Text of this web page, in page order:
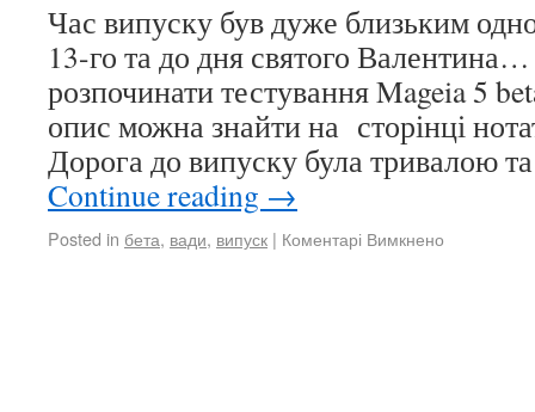
Час випуску був дуже близьким
13-го та до дня святого
розпочинати тестування Mageia 5
опис можна знайти на сторінці
Дорога до випуску була тривалою
Continue reading →
Posted in бета, вади, випуск | Коментарі Вимкнено